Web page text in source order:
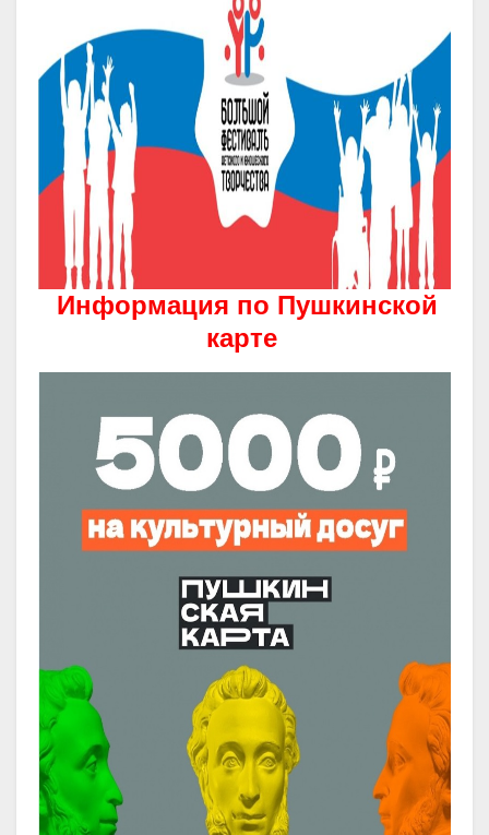
Информация по Пушкинской
карте